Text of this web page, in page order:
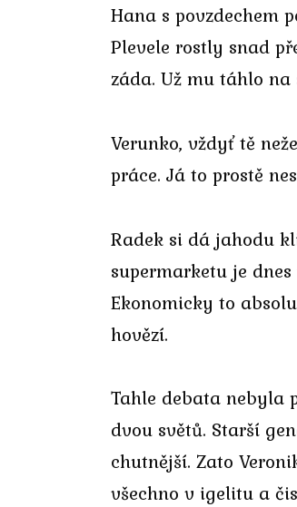
Hana s povzdechem
Plevele rostly snad
záda. Už mu táhlo
Verunko, vždyť tě
práce. Já to prostě
Radek si dá jahodu
supermarketu je
Ekonomicky to
hovězí.
Tahle debata nebyla
dvou světů. Starší
chutnější. Zato
všechno v igelitu a